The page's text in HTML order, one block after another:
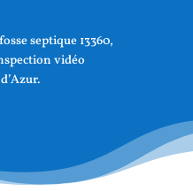
septique 13360,
vidéo